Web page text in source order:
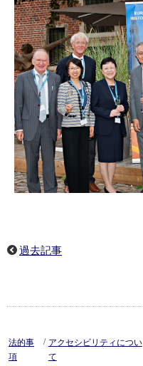
過去記事
法的事
項
/ アクセシビリティについ
て